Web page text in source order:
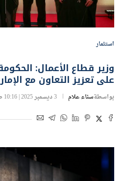
استثمار
وزير قطاع الأعمال:
على تعزيز التعاون مع
بواسطةسناء علام 3 ديسمبر 2025 | 10:16 ص